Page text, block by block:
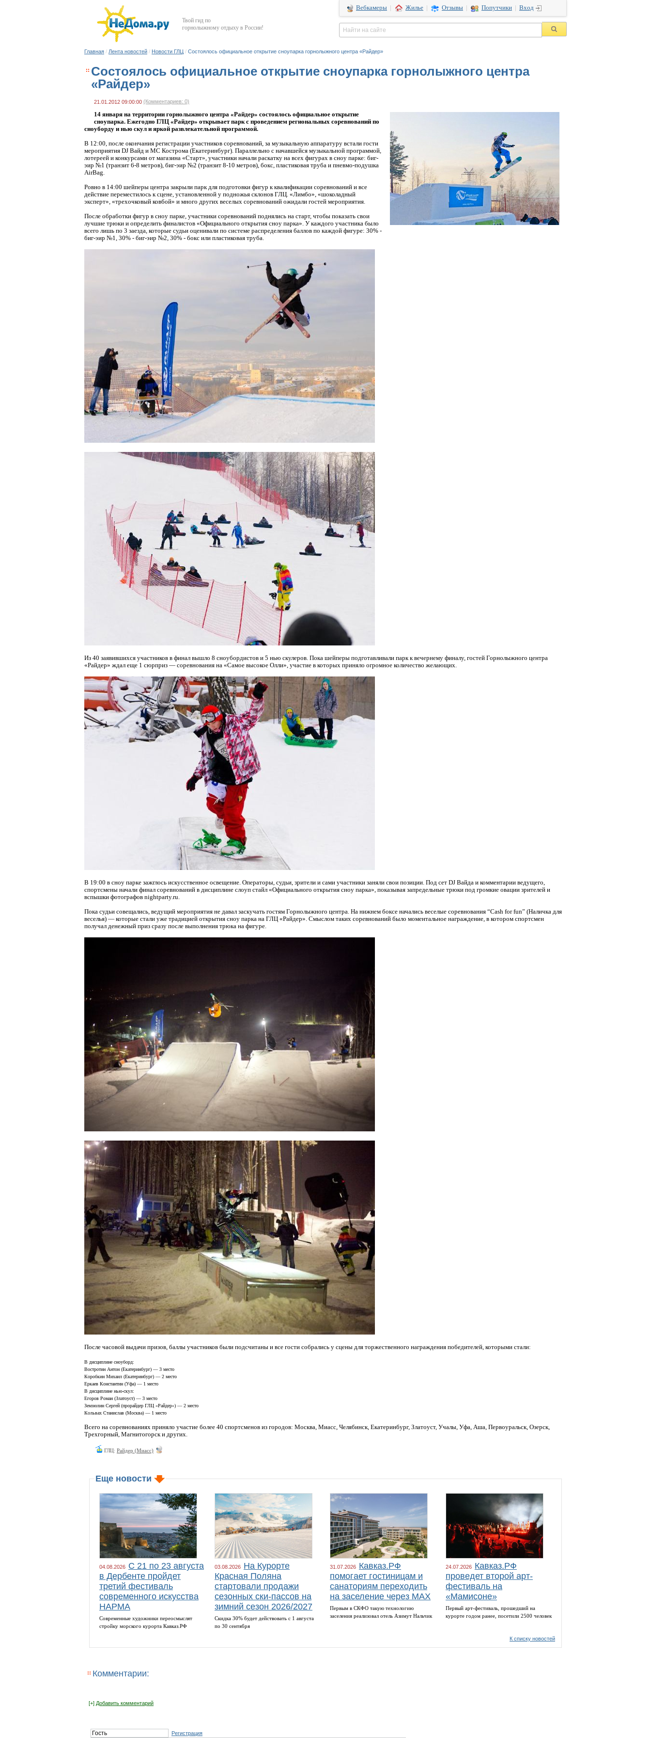
Твой гид по
горнолыжному отдыху в России!
Вебкамеры Жилье Отзывы Попутчики Вход
Главная / Лента новостей / Новости ГЛЦ / Состоялось официальное открытие сноупарка горнолыжного центра «Райдер»
Состоялось официальное открытие сноупарка горнолыжного центра
«Райдер»
21.01.2012 09:00:00 (Комментариев: 0)
14 января на территории горнолыжного центра «Райдер» состоялось официальное открытие
сноупарка. Ежегодно ГЛЦ «Райдер» открывает парк с проведением региональных соревнований по
сноуборду и нью скул и яркой развлекательной программой.
В 12:00, после окончания регистрации участников соревнований, за музыкальную аппаратуру встали гости
мероприятия DJ Вайд и МС Кострома (Екатеринбург). Параллельно с начавшейся музыкальной программой,
лотереей и конкурсами от магазина «Старт», участники начали раскатку на всех фигурах в сноу парке: биг-
эир №1 (транзит 6-8 метров), биг-эир №2 (транзит 8-10 метров), бокс, пластиковая труба и пневмо-подушка
AirBag.
Ровно в 14:00 шейперы центра закрыли парк для подготовки фигур к квалификации соревнований и все
действие переместилось к сцене, установленной у подножья склонов ГЛЦ. «Лимбо», «шоколадный
эксперт», «трехочковый ковбой» и много других веселых соревнований ожидали гостей мероприятия.
После обработки фигур в сноу парке, участники соревнований поднялись на старт, чтобы показать свои
лучшие трюки и определить финалистов «Официального открытия сноу парка». У каждого участника было
всего лишь по 3 заезда, которые судьи оценивали по системе распределения баллов по каждой фигуре: 30% -
биг-эир №1, 30% - биг-эир №2, 30% - бокс или пластиковая труба.
Из 40 заявившихся участников в финал вышло 8 сноубордистов и 5 нью скулеров. Пока шейперы подготавливали парк к вечернему финалу, гостей Горнолыжного центра
«Райдер» ждал еще 1 сюрприз — соревнования на «Самое высокое Олли», участие в которых приняло огромное количество желающих.
В 19:00 в сноу парке зажглось искусственное освещение. Операторы, судьи, зрители и сами участники заняли свои позиции. Под сет DJ Вайда и комментарии ведущего,
спортсмены начали финал соревнований в дисциплине слоуп стайл «Официального открытия сноу парка», показывая запредельные трюки под громкие овации зрителей и
вспышки фотографов nightparty.ru.
Пока судьи совещались, ведущий мероприятия не давал заскучать гостям Горнолыжного центра. На нижнем боксе начались веселые соревнования “Cash for fun” (Наличка для
веселья) — которые стали уже традицией открытия сноу парка на ГЛЦ «Райдер». Смыслом таких соревнований было моментальное награждение, в котором спортсмен
получал денежный приз сразу после выполнения трюка на фигуре.
После часовой выдачи призов, баллы участников были подсчитаны и все гости собрались у сцены для торжественного награждения победителей, которыми стали:
В дисциплине сноуборд:
Востротин Антон (Екатеринбург) — 3 место
Коробкин Михаил (Екатеринбург) — 2 место
Еркаев Константин (Уфа) — 1 место
В дисциплине нью-скул:
Егоров Роман (Златоуст) — 3 место
Земзюлин Сергей (прорайдер ГЛЦ «Райдер») — 2 место
Кольвах Станислав (Москва) — 1 место
Всего на соревнованиях приняло участие более 40 спортсменов из городов: Москва, Миасс, Челябинск, Екатеринбург, Златоуст, Учалы, Уфа, Аша, Первоуральск, Озерск,
Трехгорный, Магнитогорск и других.
ГЛЦ: Райдер (Миасс)
Еще новости
04.08.2026 С 21 по 23 августа
в Дербенте пройдет
третий фестиваль
современного искусства
НАРМА
Cовременные художники переосмыслят
cтройку морского курорта Кавказ.РФ
03.08.2026 На Курорте
Красная Поляна
стартовали продажи
сезонных ски-пассов на
зимний сезон 2026/2027
Скидка 30% будет действовать с 1 августа
по 30 сентября
31.07.2026 Кавказ.РФ
помогает гостиницам и
санаториям переходить
на заселение через MAX
Первым в СКФО такую технологию
заселения реализовал отель Азимут Нальчик
24.07.2026 Кавказ.РФ
проведет второй арт-
фестиваль на
«Мамисоне»
Первый арт-фестиваль, прошедший на
курорте годом ранее, посетили 2500 человек
К списку новостей
Комментарии:
[+] Добавить комментарий
Регистрация